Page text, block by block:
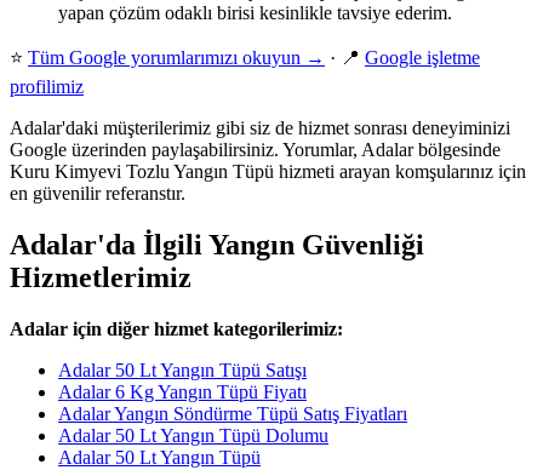
yapan çözüm odaklı birisi kesinlikle tavsiye ederim.
⭐ Tüm Google yorumlarımızı okuyun → · 📍 Google işletme
profilimiz
Adalar'daki müşterilerimiz gibi siz de hizmet sonrası deneyiminizi
Google üzerinden paylaşabilirsiniz. Yorumlar, Adalar bölgesinde
Kuru Kimyevi Tozlu Yangın Tüpü hizmeti arayan komşularınız için
en güvenilir referanstır.
Adalar'da İlgili Yangın Güvenliği
Hizmetlerimiz
Adalar için diğer hizmet kategorilerimiz:
Adalar 50 Lt Yangın Tüpü Satışı
Adalar 6 Kg Yangın Tüpü Fiyatı
Adalar Yangın Söndürme Tüpü Satış Fiyatları
Adalar 50 Lt Yangın Tüpü Dolumu
Adalar 50 Lt Yangın Tüpü